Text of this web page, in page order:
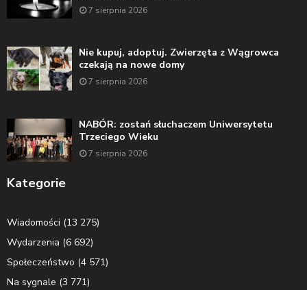
7 sierpnia 2026
Nie kupuj, adoptuj. Zwierzęta z Wągrowca
czekają na nowe domy
7 sierpnia 2026
NABÓR: zostań słuchaczem Uniwersytetu
Trzeciego Wieku
7 sierpnia 2026
Kategorie
Wiadomości (13 275)
Wydarzenia (6 692)
Społeczeństwo (4 571)
Na sygnale (3 771)